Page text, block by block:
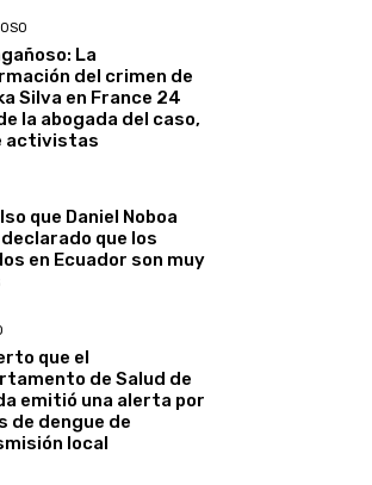
La
del crimen de
Silva en France 24
la abogada del caso,
activistas
que Daniel Noboa
que los
en Ecuador son muy
que el
de Salud de
emitió una alerta por
de dengue de
local